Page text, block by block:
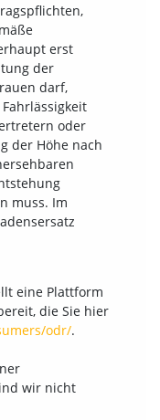
erst
der
darf,
oder
der Höhe nach
muss. Im
eine Plattform
die Sie hier
odr/.
wir nicht